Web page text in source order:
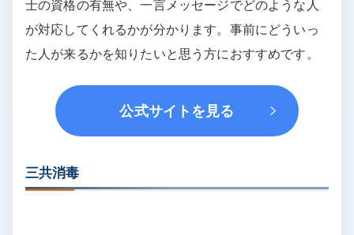
士の資格の有無や、一言メッセージでどのような人
が対応してくれるかが分かります。事前にどういっ
た人が来るかを知りたいと思う方におすすめです。
公式サイトを見る
三共消毒